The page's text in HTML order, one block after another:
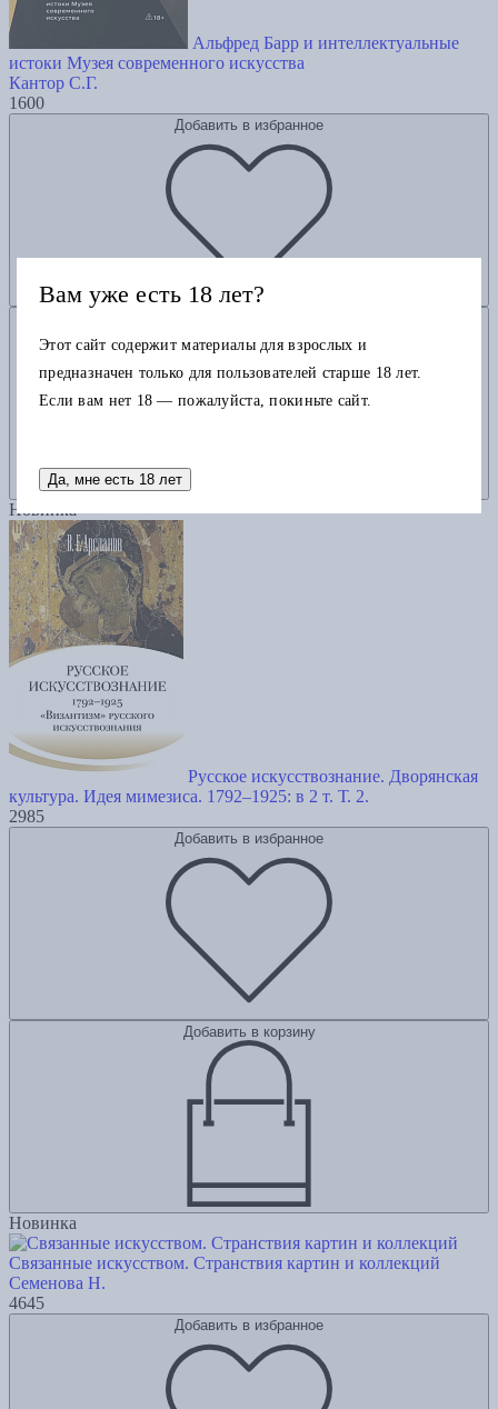
Альфред Барр и интеллектуальные
истоки Музея современного искусства
Кантор С.Г.
1600
Добавить в избранное
Новинка
Русское искусствознание. Дворянская
культура. Идея мимезиса. 1792–1925: в 2 т. Т. 2.
2985
Добавить в избранное
Добавить в корзину
Новинка
Связанные искусством. Странствия картин и коллекций
Семенова Н.
4645
Добавить в избранное
Вам уже есть 18 лет?
Этот сайт содержит материалы для взрослых и
предназначен только для пользователей старше 18 лет.
Если вам нет 18 — пожалуйста, покиньте сайт.
Да, мне есть 18 лет